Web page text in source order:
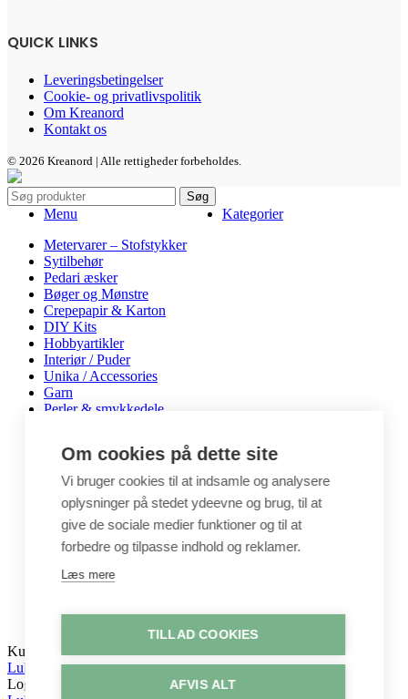
QUICK LINKS
Leveringsbetingelser
Cookie- og privatlivspolitik
Om Kreanord
Kontakt os
© 2026 Kreanord | Alle rettigheder forbeholdes.
Søg
Menu
Kategorier
Metervarer – Stofstykker
Sytilbehør
Pedari æsker
Bøger og Mønstre
Crepepapir & Karton
DIY Kits
Hobbyartikler
Interiør / Puder
Unika / Accessories
Garn
Perler & smykkedele
Byggesæt
Leg
Shop
Metervarer
Stofstykker
Puder
Unika
Crepepapir
Kurv
Luk
Log ind
Om cookies på dette site
Vi bruger cookies til at indsamle og analysere
oplysninger på stedet ydeevne og brug, til at
give de sociale medier funktioner og til at
forbedre og tilpasse indhold og reklamer.
Læs mere
TILLAD COOKIES
AFVIS ALT